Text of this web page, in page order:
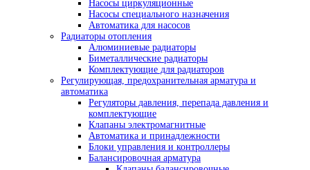
Насосы циркуляционные
Насосы специального назначения
Автоматика для насосов
Радиаторы отопления
Алюминиевые радиаторы
Биметаллические радиаторы
Комплектующие для радиаторов
Регулирующая, предохранительная арматура и
автоматика
Регуляторы давления, перепада давления и
комплектующие
Клапаны электромагнитные
Автоматика и принадлежности
Блоки управления и контроллеры
Балансировочная арматура